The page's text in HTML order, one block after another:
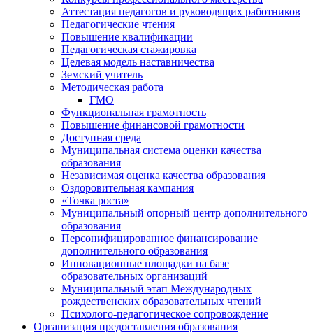
Аттестация педагогов и руководящих работников
Педагогические чтения
Повышение квалификации
Педагогическая стажировка
Целевая модель наставничества
Земский учитель
Методическая работа
ГМО
Функциональная грамотность
Повышение финансовой грамотности
Доступная среда
Муниципальная система оценки качества
образования
Независимая оценка качества образования
Оздоровительная кампания
«Точка роста»
Муниципальный опорный центр дополнительного
образования
Персонифицированное финансирование
дополнительного образования
Инновационные площадки на базе
образовательных организаций
Муниципальный этап Международных
рождественских образовательных чтений
Психолого-педагогическое сопровождение
Организация предоставления образования